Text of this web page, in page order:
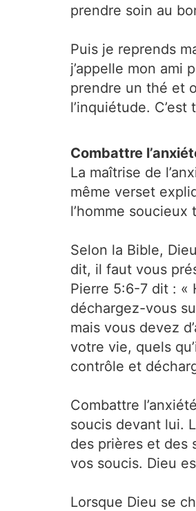
prendre soin au
Puis je reprends
j’appelle mon ami
prendre un thé et
l’inquiétude.
Combattre
La maîtrise de
même verset
l’homme
Selon la Bible,
dit, il faut vous
Pierre 5:6-7 dit : «
déchargez-vous
mais vous devez
votre vie, quels
contrôle et
Combattre
soucis devant lui.
des prières et des
vos soucis. Dieu
Lorsque Dieu se